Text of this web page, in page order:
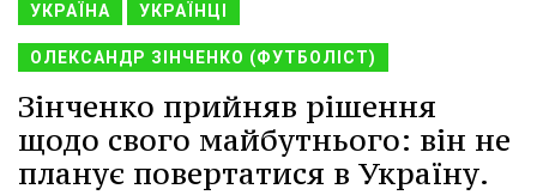
УКРАЇНА УКРАЇНЦІ
ОЛЕКСАНДР ЗІНЧЕНКО (ФУТБОЛІСТ)
Зінченко прийняв рішення
щодо свого майбутнього: він не
планує повертатися в Україну.